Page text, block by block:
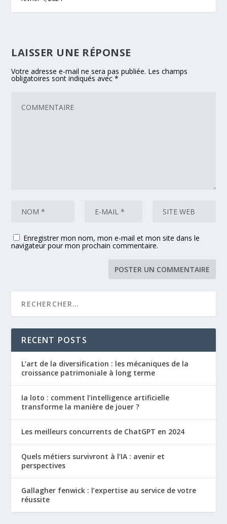
LAISSER UNE RÉPONSE
Votre adresse e-mail ne sera pas publiée. Les champs
obligatoires sont indiqués avec*
Enregistrer mon nom, mon e-mail et mon site dans le
navigateur pour mon prochain commentaire.
RECENT POSTS
L’art de la diversification : les mécaniques de la
croissance patrimoniale à long terme
Ia loto : comment l’intelligence artificielle
transforme la manière de jouer ?
Les meilleurs concurrents de ChatGPT en 2024
Quels métiers survivront à l’IA : avenir et
perspectives
Gallagher fenwick : l’expertise au service de votre
réussite